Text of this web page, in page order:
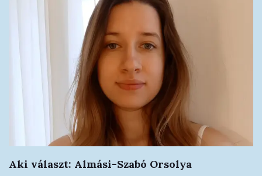
Aki választ: Almási-Szabó Orsolya